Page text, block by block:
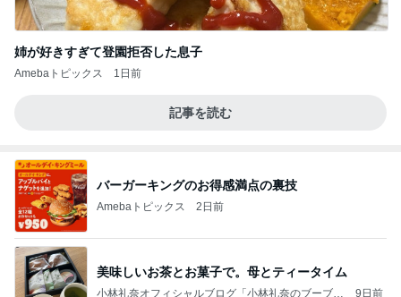
姉が好きすぎて登園拒否した息子
Amebaトピックス 1日前
記事を読む
バーガーキングのお得感満点の裏技
Amebaトピックス 2日前
美味しいお茶とお菓子で。母とティータイム
小林礼奈オフィシャルブログ「小林礼奈のブーブー
9日前